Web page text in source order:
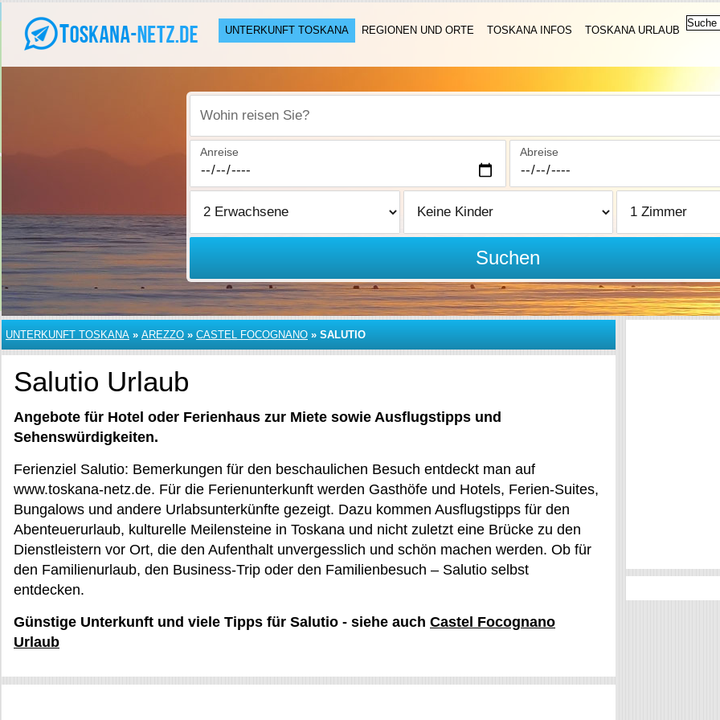
UNTERKUNFT TOSKANA REGIONEN UND ORTE TOSKANA INFOS TOSKANA URLAUB
Wohin reisen Sie?
Anreise Abreise
Suchen
UNTERKUNFT TOSKANA » AREZZO » CASTEL FOCOGNANO » SALUTIO
Salutio Urlaub
Angebote für Hotel oder Ferienhaus zur Miete sowie Ausflugstipps und
Sehenswürdigkeiten.
Ferienziel Salutio: Bemerkungen für den beschaulichen Besuch entdeckt man auf
www.toskana-netz.de. Für die Ferienunterkunft werden Gasthöfe und Hotels, Ferien-Suites,
Bungalows und andere Urlabsunterkünfte gezeigt. Dazu kommen Ausflugstipps für den
Abenteuerurlaub, kulturelle Meilensteine in Toskana und nicht zuletzt eine Brücke zu den
Dienstleistern vor Ort, die den Aufenthalt unvergesslich und schön machen werden. Ob für
den Familienurlaub, den Business-Trip oder den Familienbesuch – Salutio selbst
entdecken.
Günstige Unterkunft und viele Tipps für Salutio - siehe auch Castel Focognano
Urlaub